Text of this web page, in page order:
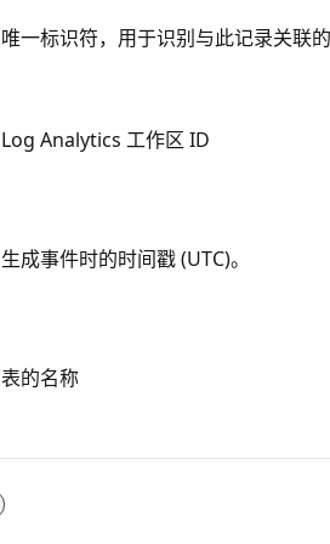
唯一标识符，用于识别与此记录关联
Log Analytics 工作区 ID
生成事件时的时间戳 (UTC)。
表的名称